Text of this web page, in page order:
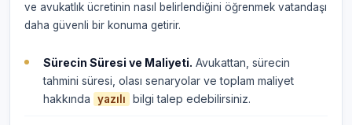
ve avukatlık ücretinin nasıl belirlendiğini öğrenmek vatandaşı
daha güvenli bir konuma getirir.
Sürecin Süresi ve Maliyeti. Avukattan, sürecin
tahmini süresi, olası senaryolar ve toplam maliyet
hakkında
yazılı bilgi talep edebilirsiniz.